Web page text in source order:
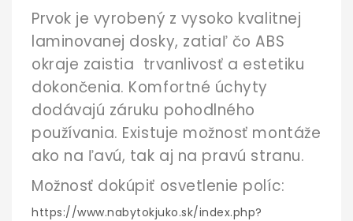
Prvok je vyrobený z vysoko kvalitnej
laminovanej dosky, zatiaľ čo ABS
okraje zaistia trvanlivosť a estetiku
dokončenia. Komfortné úchyty
dodávajú záruku pohodlného
používania. Existuje možnosť montáže
ako na ľavú, tak aj na pravú stranu.
Možnosť dokúpiť osvetlenie políc:
https://www.nabytokjuko.sk/index.php?